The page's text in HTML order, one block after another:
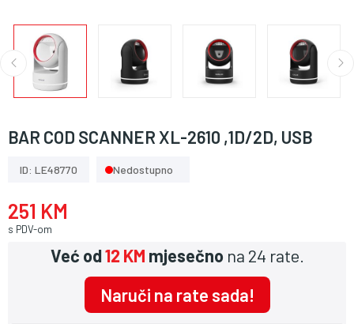
BAR COD SCANNER XL-2610 ,1D/2D, USB
ID: LE48770 Nedostupno
251 KM
s PDV-om
Već od12 KM mjesečno na 24 rate.
Naruči na rate sada!